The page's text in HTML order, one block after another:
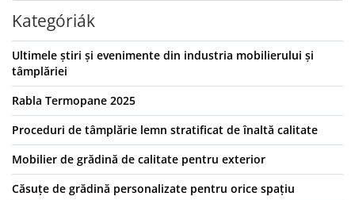
Kategóriák
Ultimele știri și evenimente din industria mobilierului și
tâmplăriei
Rabla Termopane 2025
Proceduri de tâmplărie lemn stratificat de înaltă calitate
Mobilier de grădină de calitate pentru exterior
Căsuțe de grădină personalizate pentru orice spațiu